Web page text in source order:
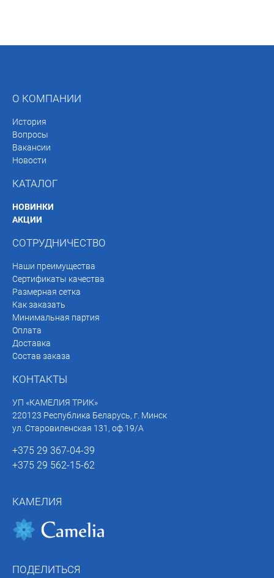
О КОМПАНИИ
История
Вопросы
Вакансии
Новости
КАТАЛОГ
НОВИНКИ
АКЦИИ
СОТРУДНИЧЕСТВО
Наши преимущества
Сертификаты качества
Размерная сетка
Как заказать
Минимальная партия
Оплата
Доставка
Состав заказа
КОНТАКТЫ
УП «КАМЕЛИЯ ТРИК»
220123 Республика Беларусь, г. Минск
ул. Старовиленская 131, оф.19/А
+375 29 367-04-39
+375 29 562-15-62
КАМЕЛИЯ
ПОДЕЛИТЬСЯ